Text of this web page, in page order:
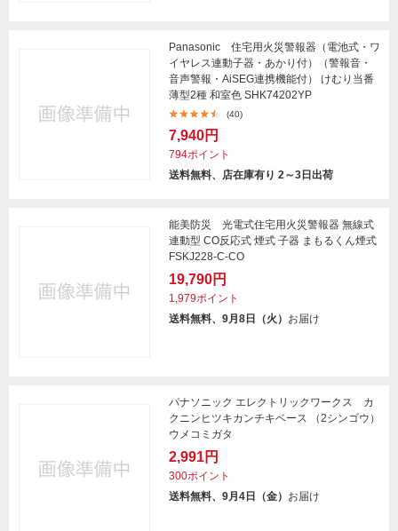
Panasonic 住宅用火災警報器（電池式・ワ
イヤレス連動子器・あかり付）（警報音・
音声警報・AiSEG連携機能付） けむり当番
薄型2種 和室色 SHK74202YP
(40)
7,940円
794ポイント
送料無料、店在庫有り 2～3日出荷
能美防災 光電式住宅用火災警報器 無線式
連動型 CO反応式 煙式 子器 まもるくん煙式
FSKJ228-C-CO
19,790円
1,979ポイント
送料無料、9月8日（火） お届け
パナソニック エレクトリックワークス カ
クニンヒツキカンチキベース （2シンゴウ）
ウメコミガタ
2,991円
300ポイント
送料無料、9月4日（金） お届け